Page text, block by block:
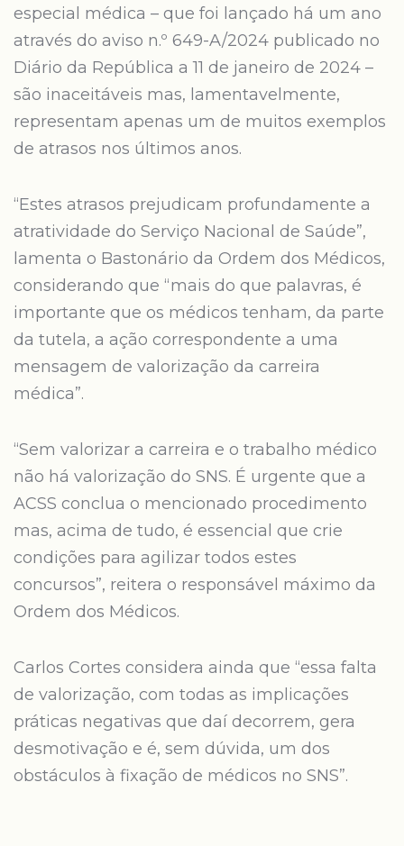
especial médica – que foi lançado há um ano
através do aviso n.º 649-A/2024 publicado no
Diário da República a 11 de janeiro de 2024 –
são inaceitáveis mas, lamentavelmente,
representam apenas um de muitos exemplos
de atrasos nos últimos anos.
“Estes atrasos prejudicam profundamente a
atratividade do Serviço Nacional de Saúde”,
lamenta o Bastonário da Ordem dos Médicos,
considerando que “mais do que palavras, é
importante que os médicos tenham, da parte
da tutela, a ação correspondente a uma
mensagem de valorização da carreira
médica”.
“Sem valorizar a carreira e o trabalho médico
não há valorização do SNS. É urgente que a
ACSS conclua o mencionado procedimento
mas, acima de tudo, é essencial que crie
condições para agilizar todos estes
concursos”, reitera o responsável máximo da
Ordem dos Médicos.
Carlos Cortes considera ainda que “essa falta
de valorização, com todas as implicações
práticas negativas que daí decorrem, gera
desmotivação e é, sem dúvida, um dos
obstáculos à fixação de médicos no SNS”.